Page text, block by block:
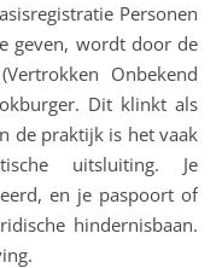
Personen
geven, wordt door de
Onbekend
Dit klinkt als
de praktijk is het vaak
uitsluiting. Je
en je paspoort of
hindernisbaan.